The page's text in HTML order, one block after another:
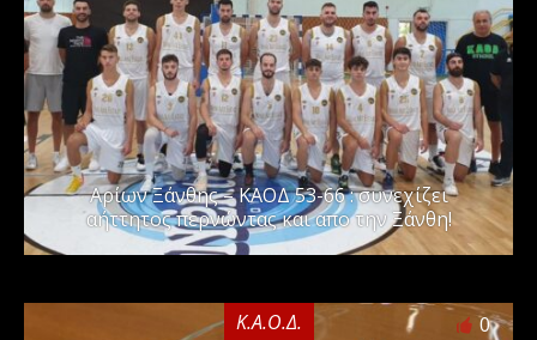
Αρίων Ξάνθης – ΚΑΟΔ 53-66 : συνεχίζει
αήττητος περνώντας και απο την Ξάνθη!
Κ.Α.Ο.Δ. 0